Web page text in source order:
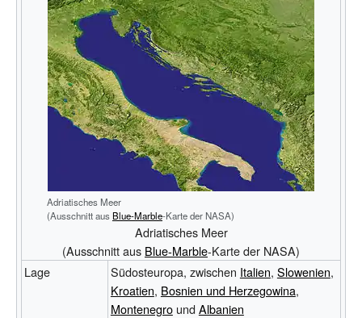
Adriatisches Meer
(Ausschnitt aus Blue-Marble-Karte der NASA)
Adriatisches Meer
(Ausschnitt aus Blue-Marble-Karte der NASA)
Lage
Südosteuropa, zwischen Italien, Slowenien,
Kroatien, Bosnien und Herzegowina,
MontenegroundAlbanien